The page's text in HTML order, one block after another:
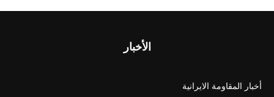
الأخبار
أخبار المقاومة الايرانية